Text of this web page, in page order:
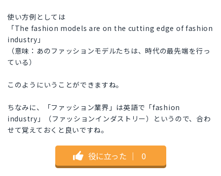
使い方例としては
「The fashion models are on the cutting edge of fashion
industry」
（意味：あのファッションモデルたちは、時代の最先端を行っ
ている）
このようにいうことができますね。
ちなみに、「ファッション業界」は英語で「fashion
industry」（ファッションインダストリー）というので、合わ
せて覚えておくと良いですね。
役に立った ｜ 0